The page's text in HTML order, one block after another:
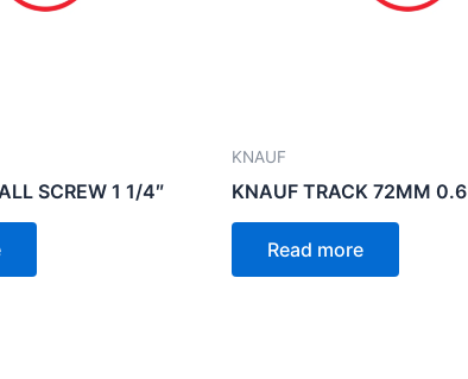
SCREW 1 1/4″
KNAUF
KNAUF TRACK 72MM 0.6
Read more